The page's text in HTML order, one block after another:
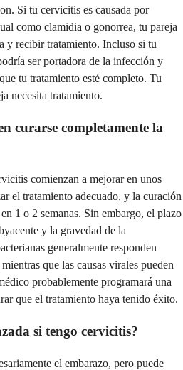
Si tu cervicitis es causada por
como clamidia o gonorrea, tu pareja
y recibir tratamiento. Incluso si tu
ser portadora de la infección y
tu tratamiento esté completo. Tu
necesita tratamiento.
curarse completamente la
comienzan a mejorar en unos
el tratamiento adecuado, y la curación
1 o 2 semanas. Sin embargo, el plazo
y la gravedad de la
generalmente responden
que las causas virales pueden
probablemente programará una
que el tratamiento haya tenido éxito.
si tengo cervicitis?
el embarazo, pero puede